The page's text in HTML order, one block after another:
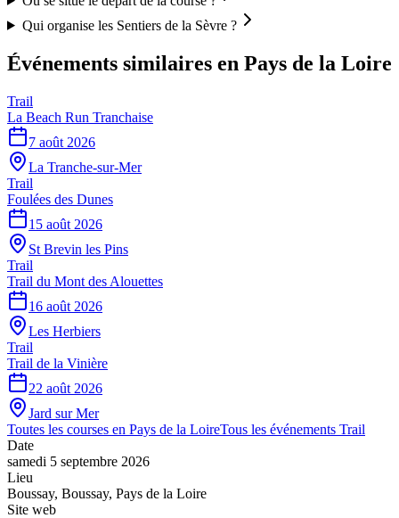
Qui organise les Sentiers de la Sèvre ?
Événements similaires en Pays de la Loire
Trail
La Beach Run Tranchaise
7 août 2026
La Tranche-sur-Mer
Trail
Foulées des Dunes
15 août 2026
St Brevin les Pins
Trail
Trail du Mont des Alouettes
16 août 2026
Les Herbiers
Trail
Trail de la Vinière
22 août 2026
Jard sur Mer
Toutes les courses en Pays de la LoireTous les événements Trail
Date
samedi 5 septembre 2026
Lieu
Boussay, Boussay, Pays de la Loire
Site web